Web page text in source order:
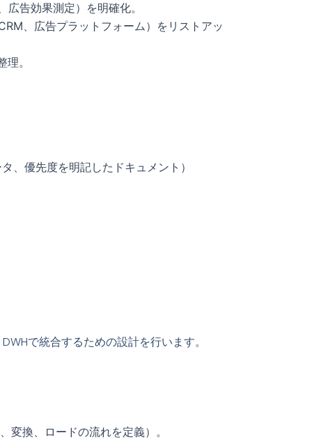
告効果測定）を明確化。
、広告プラットフォーム）をリストアッ
。
、優先度を明記したドキュメント）
で統合するための設計を行います。
変換、ロードの流れを定義）。